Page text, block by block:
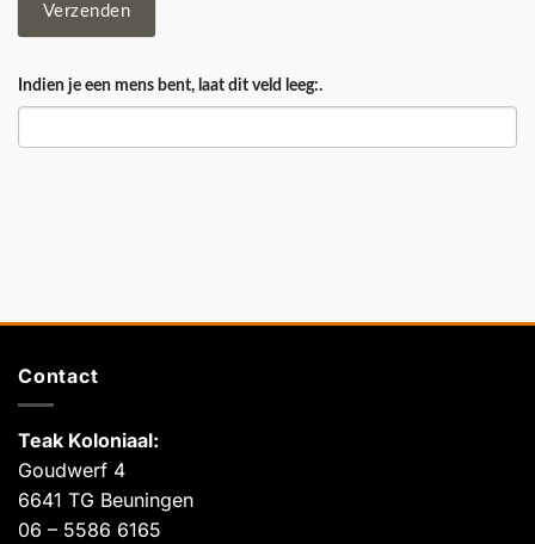
Verzenden
Indien je een mens bent, laat dit veld leeg:.
Contact
Teak Koloniaal:
Goudwerf 4
6641 TG Beuningen
06 – 5586 6165